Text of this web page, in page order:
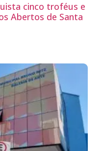
cinco troféus e
Abertos de Santa